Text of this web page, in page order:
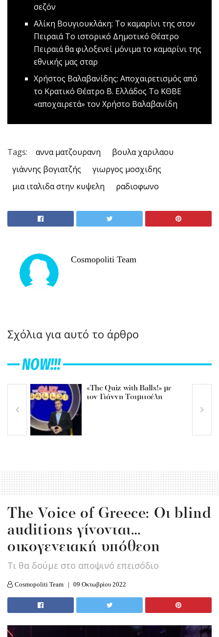
σεζόν
Αλίκη Βουγιουκλάκη: Το καμαρίνι της στον
ΠειραιάΤο ιστορικό Δημοτικό Θέατρο
Πειραιά θα φιλοξενεί μόνιμα το καμαρίνι της
εθνικής μας σταρ
Χρήστος Βαλαβανίδης: Aποχαιρετισμός από
το Κρατικό Θέατρο Β. Ελλάδος Το ΚΘΒΕ
«αποχαιρετά» τον Χρήστο Βαλαβανίδη
Tags: αννα ματζουρανη
βουλα χαριλαου
γιάννης βογιατζής
γιωργος μοσχιδης
μια ιταλιδα στην κυψελη
ραδιοφωνο
Cosmopoliti Team
Σχόλια για αυτό το άρθρο
NOW!!!
«The Quiz with Balls!» με
τον Γιάννη Τσιμιτσέλη
Τhe Voice of Greece: Οι blind
auditions γίνονται…
οικογενειακή υπόθεση
Τι θα δούμε στο αποψινό επεισόδιο
Cosmopoliti Team 09 Οκτωβρίου 2022